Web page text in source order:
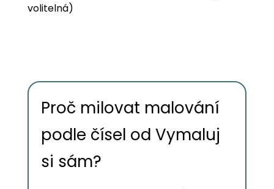
volitelná)
Proč milovat malování
podle čísel od Vymaluj
si sám?